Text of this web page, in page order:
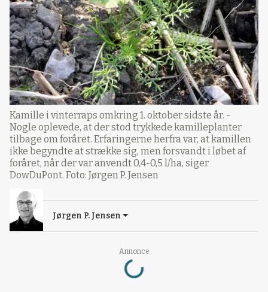
Annonce
Loading...
Kamille i vinterraps omkring 1. oktober sidste år. -
Nogle oplevede, at der stod trykkede kamilleplanter
tilbage om foråret. Erfaringerne herfra var, at kamillen
ikke begyndte at strække sig, men forsvandt i løbet af
foråret, når der var anvendt 0,4-0,5 l/ha, siger
DowDuPont. Foto: Jørgen P. Jensen
Jørgen P. Jensen